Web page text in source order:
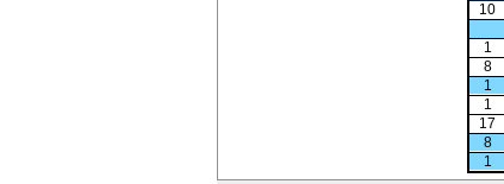
10
1
8
1
1
17
8
1